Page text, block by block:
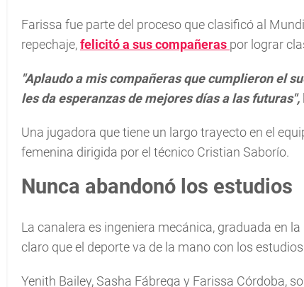
Farissa fue parte del proceso que clasificó al
repechaje,felicitó a sus compañeras por lograr
"Aplaudo a mis compañeras que cumplieron el
les da esperanzas de mejores días a las futuras",
Una jugadora que tiene un largo trayecto en el
femenina dirigida por el técnico Cristian Saborío.
Nunca abandonó los estudios
La canalera es ingeniera mecánica, graduada en
claro que el deporte va de la mano con los
Yenith Bailey, Sasha Fábrega y Farissa Córdoba,